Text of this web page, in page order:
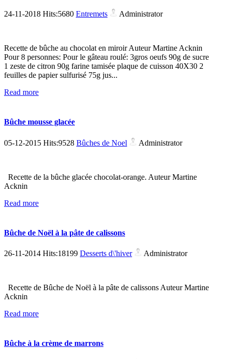
24-11-2018 Hits:5680 Entremets Administrator
Recette de bûche au chocolat en miroir Auteur Martine Acknin
Pour 8 personnes: Pour le gâteau roulé: 3gros oeufs 90g de sucre
1 zeste de citron 90g farine tamisée plaque de cuisson 40X30 2
feuilles de papier sulfurisé 75g jus...
Read more
Bûche mousse glacée
05-12-2015 Hits:9528 Bûches de Noel Administrator
Recette de la bûche glacée chocolat-orange. Auteur Martine
Acknin
Read more
Bûche de Noël à la pâte de calissons
26-11-2014 Hits:18199 Desserts d\'hiver Administrator
Recette de Bûche de Noël à la pâte de calissons Auteur Martine
Acknin
Read more
Bûche à la crème de marrons